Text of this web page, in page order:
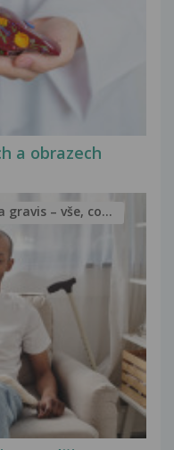
a obrazech
gravis – vše, co...